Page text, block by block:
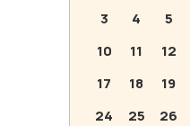
3
4 5
10
11 12
17
18 19
24
25 26